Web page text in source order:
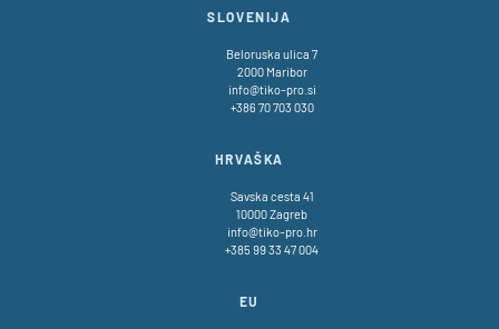
SLOVENIJA
Beloruska ulica 7
2000 Maribor
info@tiko-pro.si
+386 70 703 030
HRVAŠKA
Savska cesta 41
10000 Zagreb
info@tiko-pro.hr
+385 99 33 47 004
EU